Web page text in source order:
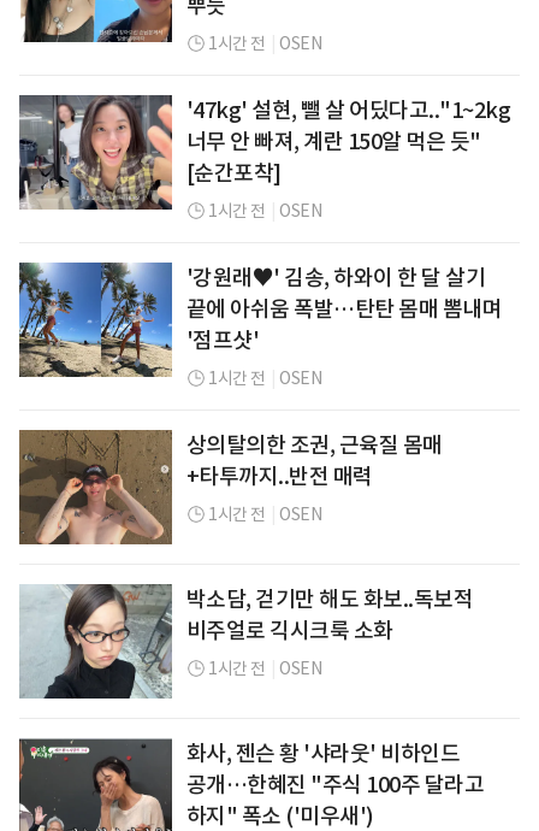
1시간 전 OSEN
'47kg' 설현, 뺄 살 어딨다고.."1~2kg
너무 안 빠져, 계란 150알 먹은 듯"
[순간포착]
1시간 전 OSEN
'강원래♥' 김송, 하와이 한 달 살기
끝에 아쉬움 폭발…탄탄 몸매 뽐내며
'점프샷'
1시간 전 OSEN
상의탈의한 조권, 근육질 몸매
+타투까지..반전 매력
1시간 전 OSEN
박소담, 걷기만 해도 화보..독보적
비주얼로 긱시크룩 소화
1시간 전 OSEN
화사, 젠슨 황 '샤라웃' 비하인드
공개…한혜진 "주식 100주 달라고
하지" 폭소 ('미우새')